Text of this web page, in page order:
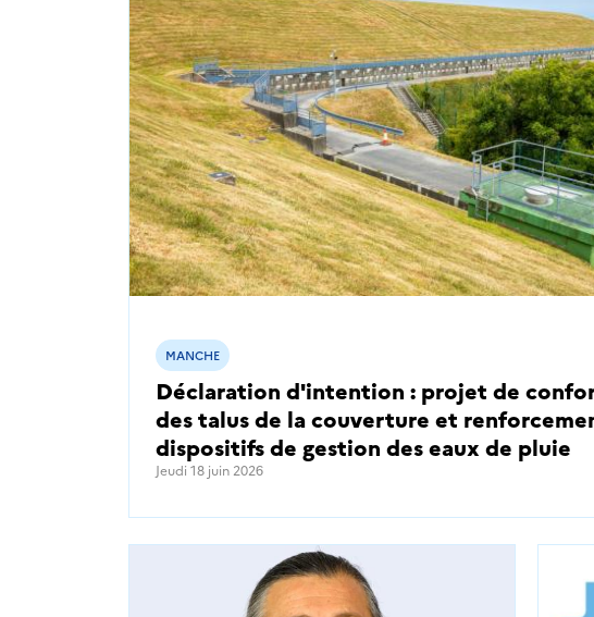
Déclaration d'intention : projet de
des talus de la couverture et
dispositifs de gestion des eaux de pluie
MANCHE
Jeudi 18 juin 2026